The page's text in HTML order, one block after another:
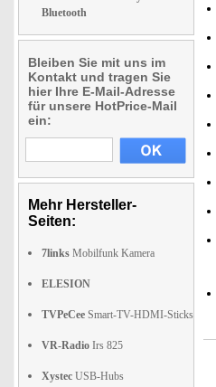
Bluetooth
Bleiben Sie mit uns im
Kontakt und tragen Sie
hier Ihre E-Mail-Adresse
für unsere HotPrice-Mail
ein:
Mehr Hersteller-
Seiten:
7links Mobilfunk Kamera
ELESION
TVPeCee Smart-TV-HDMI-Sticks
VR-Radio Irs 825
Xystec USB-Hubs